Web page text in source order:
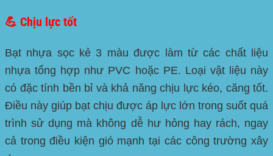
💪 Chịu lực tốt
Bạt nhựa sọc kẻ 3 màu được làm từ các chất liệu
nhựa tổng hợp như PVC hoặc PE. Loại vật liệu này
có đặc tính bền bỉ và khả năng chịu lực kéo, căng tốt.
Điều này giúp bạt chịu được áp lực lớn trong suốt quá
trình sử dụng mà không dễ hư hỏng hay rách, ngay
cả trong điều kiện gió mạnh tại các công trường xây